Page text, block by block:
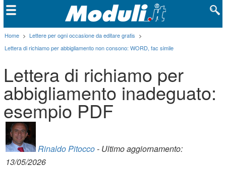
Home > Lettere per ogni occasione da editare gratis >
Lettera di richiamo per abbigliamento non consono: WORD, fac simile
Lettera di richiamo per
abbigliamento inadeguato:
esempio PDF
Rinaldo Pitocco- Ultimo aggiornamento:
13/05/2026